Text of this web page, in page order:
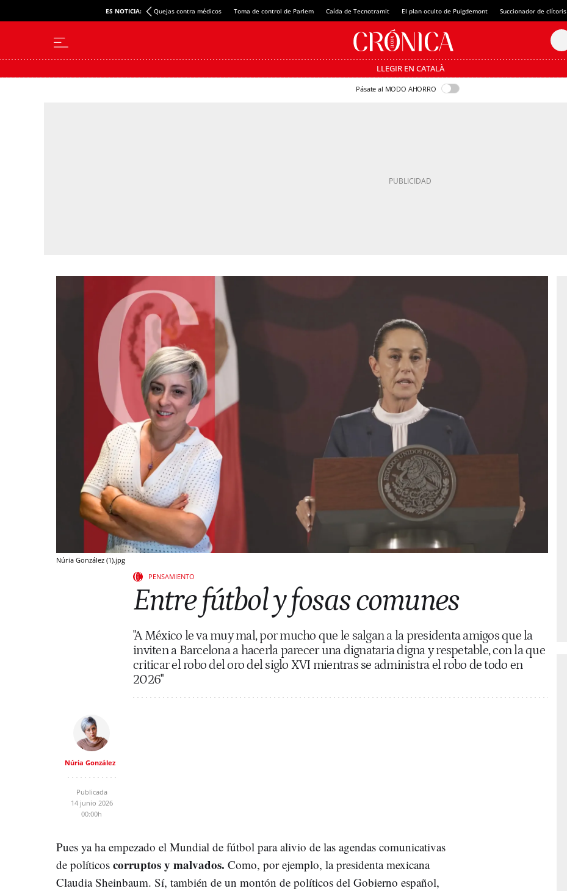
ES NOTICIA: Quejas contra médicos Toma de control de Parlem Caída de Tecnotramit El plan oculto de Puigdemont Succionador de clítoris
LLEGIR EN CATALÀ
Pásate al MODO AHORRO
Núria González (1).jpg
PENSAMIENTO
Entre fútbol y fosas comunes
"A México le va muy mal, por mucho que le salgan a la presidenta amigos que la
inviten a Barcelona a hacerla parecer una dignataria digna y respetable, con la que
criticar el robo del oro del siglo XVI mientras se administra el robo de todo en
2026"
Núria González
Publicada
14 junio 2026
00:00h
Pues ya ha empezado el Mundial de fútbol para alivio de las agendas comunicativas
de políticos corruptos y malvados. Como, por ejemplo, la presidenta mexicana
Claudia Sheinbaum. Sí, también de un montón de políticos del Gobierno español,